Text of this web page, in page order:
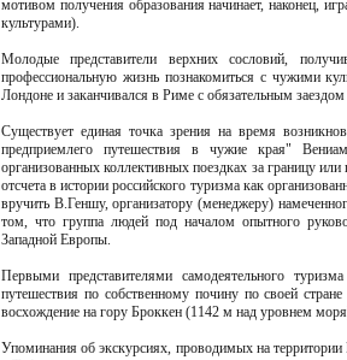
мотивом получения образования начинает, наконец,
культурами).
Молодые представители верхних сословий,
профессиональную жизнь познакомиться с чужими
Лондоне и заканчивался в Риме с обязательным
Существует единая точка зрения на время
предприемлего путешествия в чужие края"
организованных коллективных поездках за границу
отсчета в истории российского туризма как
вручить В.Геншу, организатору (менеджеру)
том, что группа людей под началом опытного
Западной Европы.
Первыми представителями самодеятельного
путешествия по собственному почину по своей
восхождение на гору Броккен (1142 м над уровнем
Упоминания об экскурсиях, проводимых на